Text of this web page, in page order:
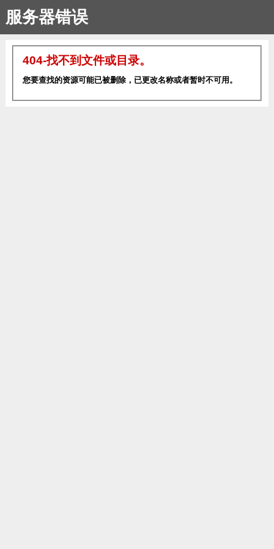
服务器错误
404-找不到文件或目录。
您要查找的资源可能已被删除，已更改名称或者暂时不可用。